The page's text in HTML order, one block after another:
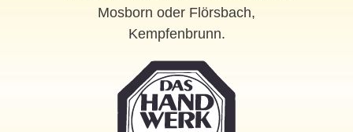
Mosborn oder Flörsbach,
Kempfenbrunn.